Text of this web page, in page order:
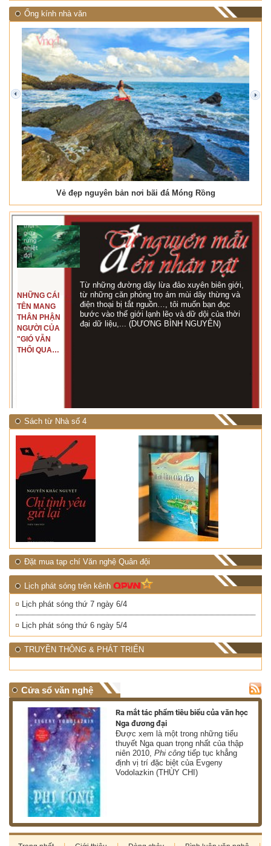
Ống kính nhà văn
Vẻ đẹp nguyên bản nơi bãi đá Móng Rồng
prev next
NHỮNG CÁI
TÊN MANG
THÂN PHẬN
NGƯỜI CỦA
"GIÓ VẪN
THỔI QUA
Từ những đường dây lừa đảo xuyên biên giới,
từ những căn phòng trọ ám mùi dây thừng và
điện thoại bị tắt nguồn…, tôi muốn bạn đọc
bước vào thế giới lạnh lẽo và dữ dội của thời
đại dữ liệu,... (DƯƠNG BÌNH NGUYÊN)
Sách từ Nhà số 4
Đặt mua tạp chí Văn nghệ Quân đội
Lịch phát sóng trên kênh
Lịch phát sóng thứ 7 ngày 6/4
Lịch phát sóng thứ 6 ngày 5/4
TRUYỀN THÔNG & PHÁT TRIỂN
Cửa sổ văn nghệ
Ra mắt tác phẩm tiêu biểu của văn học
Nga đương đại
Được xem là một trong những tiểu
thuyết Nga quan trọng nhất của thập
niên 2010,Phi công tiếp tục khẳng
định vị trí đặc biệt của Evgeny
Vodolazkin (THÙY CHI)